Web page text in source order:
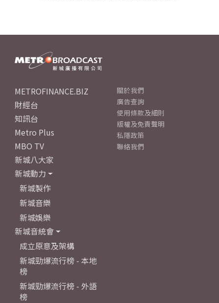
METROFINANCE.BIZ
財經台
知訊台
Metro Plus
MBO TV
新城八大家
新城動力
新城製作
新城音樂
新城娛樂
新城音統會
成立原意及架構
新城勁爆流行榜 - 本地
榜
新城勁爆流行榜 - 外語
榜
關於我們
廣告查詢
使用條款及細則
版權及免責聲明
私隱政策
聯絡我們